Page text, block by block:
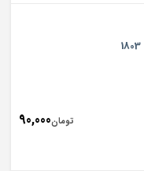
تومان90,000